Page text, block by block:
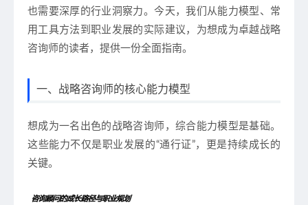
也需要深厚的行业洞察力。今天，我们从能力模型、常
用工具方法到职业发展的实际建议，为想成为卓越战略
咨询师的读者，提供一份全面指南。
一、战略咨询师的核心能力模型
想成为一名出色的战略咨询师，综合能力模型是基础。
这些能力不仅是职业发展的“通行证”，更是持续成长的
关键。